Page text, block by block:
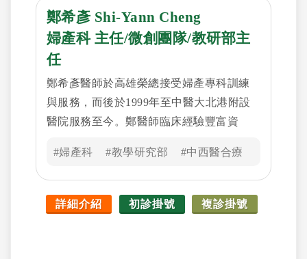
鄭希彥 Shi-Yann Cheng
婦產科 主任/微創團隊/教研部主
任
鄭希彥醫師於高雄榮總接受婦產專科訓練
與服務，而後於1999年至中醫大北港附設
醫院服務至今。鄭醫師臨床經驗豐富資
屬信賴；除了致力於本身的婦產醫學專
業，在藥物引產或助產有創新的方法並迭
有論文著作外，更熱心於教學實務與創
新，2010年榮獲本校「臨床醫學教育貢獻
#婦產科 #教學研究部 #中西醫合療
詳細介紹 初診掛號 複診掛號